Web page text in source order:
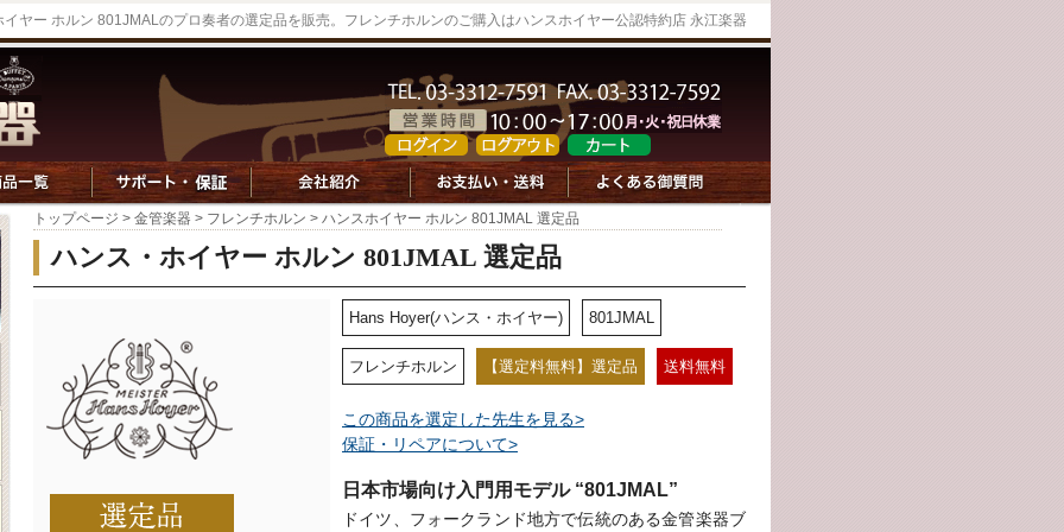
イヤー ホルン 801JMALのプロ奏者の選定品を販売。フレンチホルンのご購入はハンスホイヤー公認特約店 永江楽器
トップページ > 金管楽器 > フレンチホルン > ハンスホイヤー ホルン 801JMAL 選定品
ハンス・ホイヤー ホルン 801JMAL 選定品
Hans Hoyer(ハンス・ホイヤー) 801JMAL
フレンチホルン 【選定料無料】選定品 送料無料
この商品を選定した先生を見る>
保証・リペアについて>
日本市場向け入門用モデル “801JMAL”
ドイツ、フォークランド地方で伝統のある金管楽器ブ